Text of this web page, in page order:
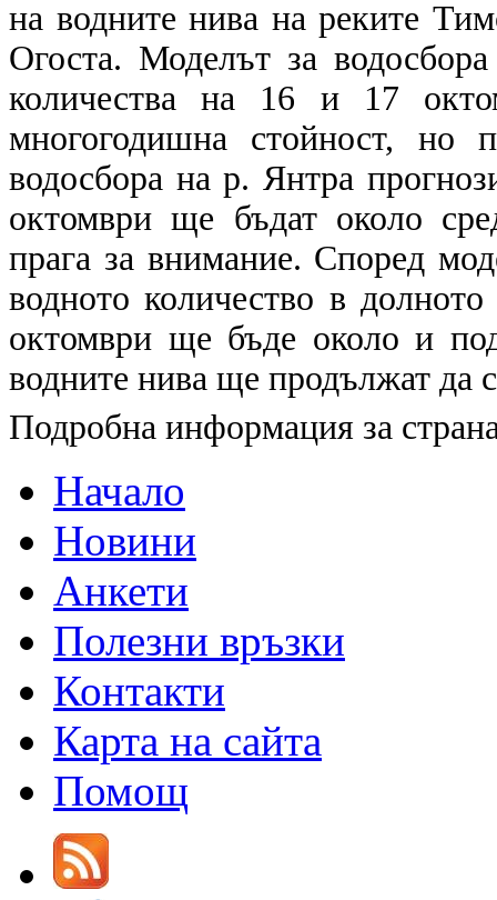
на водните нива на реките
Огоста. Моделът за
количества на 16 и 17
многогодишна стойност, но
водосбора на р. Янтра
октомври ще бъдат около
прага за внимание. Според
водното количество в
октомври ще бъде около и
водните нива ще продължат да
Подробна информация за
Начало
Новини
Анкети
Полезни връзки
Контакти
Карта на сайта
Помощ